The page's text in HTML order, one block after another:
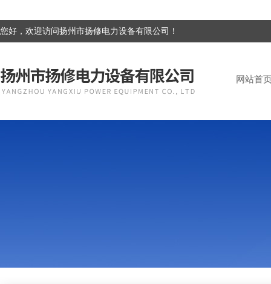
您好，欢迎访问扬州市扬修电力设备有限公司！
网站首